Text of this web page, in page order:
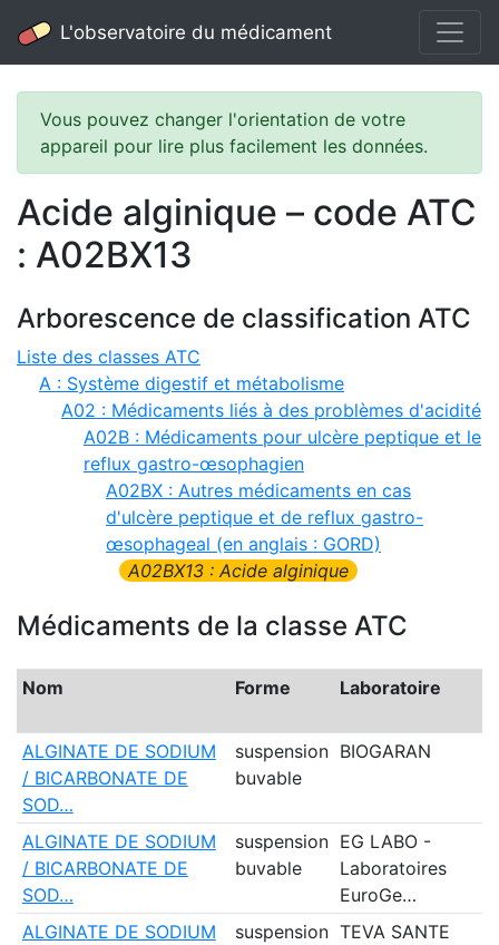
L'observatoire du médicament
Vous pouvez changer l'orientation de votre
appareil pour lire plus facilement les données.
Acide alginique – code ATC
: A02BX13
Arborescence de classification ATC
Liste des classes ATC
A : Système digestif et métabolisme
A02 : Médicaments liés à des problèmes d'acidité
A02B : Médicaments pour ulcère peptique et le
reflux gastro-œsophagien
A02BX : Autres médicaments en cas
d'ulcère peptique et de reflux gastro-
œsophageal (en anglais : GORD)
A02BX13 : Acide alginique
Médicaments de la classe ATC
Nom Forme Laboratoire
ALGINATE DE SODIUM
/ BICARBONATE DE
SOD…
suspension
buvable
BIOGARAN
ALGINATE DE SODIUM
/ BICARBONATE DE
SOD…
suspension
buvable
EG LABO -
Laboratoires
EuroGe…
ALGINATE DE SODIUM
suspension TEVA SANTE